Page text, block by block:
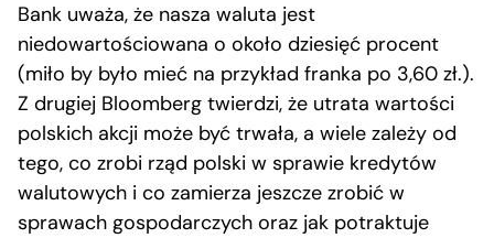
Bank uważa, że nasza waluta jest
niedowartościowana o około dziesięć procent
(miło by było mieć na przykład franka po 3,60 zł.).
Z drugiej Bloomberg twierdzi, że utrata wartości
polskich akcji może być trwała, a wiele zależy od
tego, co zrobi rząd polski w sprawie kredytów
walutowych i co zamierza jeszcze zrobić w
sprawach gospodarczych oraz jak potraktuje